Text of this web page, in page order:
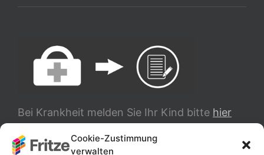
Cookie-Zustimmung
verwalten
Bei Krankheit melden Sie Ihr Kind bitte hier